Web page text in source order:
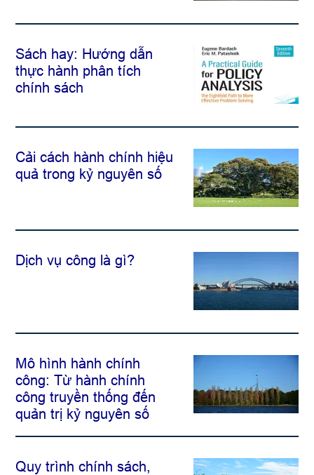
Sách hay: Hướng dẫn
thực hành phân tích
chính sách
Cải cách hành chính hiệu
quả trong kỷ nguyên số
Dịch vụ công là gì?
Mô hình hành chính
công: Từ hành chính
công truyền thống đến
quản trị kỷ nguyên số
Quy trình chính sách,